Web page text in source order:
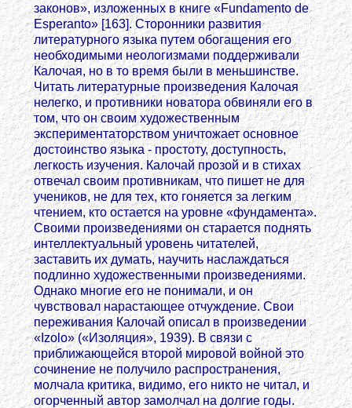
законов», изложенных в книге «Fundamento de
Esperanto» [163]. Сторонники развития
литературного языка путем обогащения его
необходимыми неологизмами поддерживали
Калочая, но в то время были в меньшинстве.
Читать литературные произведения Калочая
нелегко, и противники новатора обвиняли его в
том, что он своим художественным
экспериментаторством уничтожает основное
достоинство языка - простоту, доступность,
легкость изучения. Калочай прозой и в стихах
отвечал своим противникам, что пишет не для
учеников, не для тех, кто гоняется за легким
чтением, кто остается на уровне «фундамента».
Своими произведениями он старается поднять
интеллектуальный уровень читателей,
заставить их думать, научить наслаждаться
подлинно художественными произведениями.
Однако многие его не понимали, и он
чувствовал нарастающее отчуждение. Свои
переживания Калочай описал в произведении
«Izolo» («Изоляция», 1939). В связи с
приближающейся второй мировой войной это
сочинение не получило распространения,
молчала критика, видимо, его никто не читал, и
огорченный автор замолчал на долгие годы.